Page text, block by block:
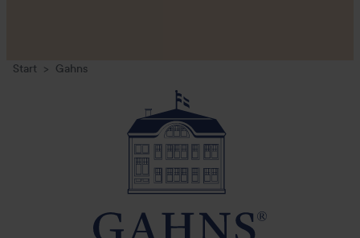
Start Gahns
Gahns